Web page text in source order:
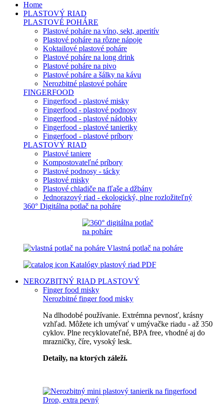
Home
PLASTOVÝ RIAD
PLASTOVÉ POHÁRE
Plastové poháre na víno, sekt, aperitív
Plastové poháre na rôzne nápoje
Koktailové plastové poháre
Plastové poháre na long drink
Plastové poháre na pivo
Plastové poháre a šálky na kávu
Nerozbitné plastové poháre
FINGERFOOD
Fingerfood - plastové misky
Fingerfood - plastové podnosy
Fingerfood - plastové nádobky
Fingerfood - plastové tanieriky
Fingerfood - plastové príbory
PLASTOVÝ RIAD
Plastové taniere
Kompostovateľné príbory
Plastové podnosy - tácky
Plastové misky
Plastové chladiče na fľaše a džbány
Jednorazový riad - ekologický, plne rozložiteľný
360° Digitálna potlač na poháre
Vlastná potlač na poháre
Katalógy plastový riad PDF
NEROZBITNÝ RIAD PLASTOVÝ
Finger food misky
Nerozbitné finger food misky
Na dlhodobé používanie. Extrémna pevnosť, krásny
vzhľad. Môžete ich umývať v umývačke riadu - až 350
cyklov. Plne recyklovateľné, BPA free, vhodné aj do
mrazničky, číre, vysoký lesk.
Detaily, na ktorých záleží.